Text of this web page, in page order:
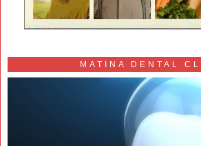
MATINA DENTAL